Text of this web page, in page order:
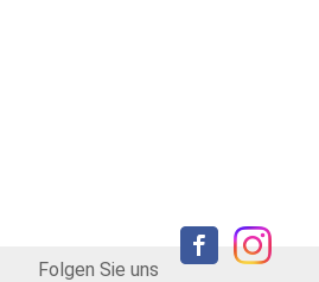
Folgen Sie uns